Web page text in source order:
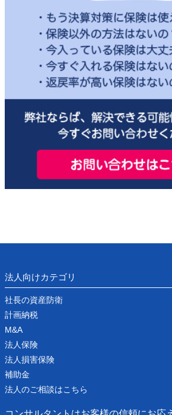
法人向けカテゴリ
社長の資産防衛
計画納税
M&A
法人保険
法人損害保険
補助金
法人のご相談はこちら